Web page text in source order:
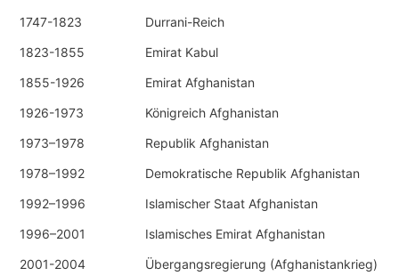
1747-1823
Durrani-Reich
1823-1855
Emirat Kabul
1855-1926
Emirat Afghanistan
1926-1973
Königreich Afghanistan
1973–1978
Republik Afghanistan
1978–1992
Demokratische Republik Afghanistan
1992–1996
Islamischer Staat Afghanistan
1996–2001
Islamisches Emirat Afghanistan
2001-2004
Übergangsregierung (Afghanistankrieg)